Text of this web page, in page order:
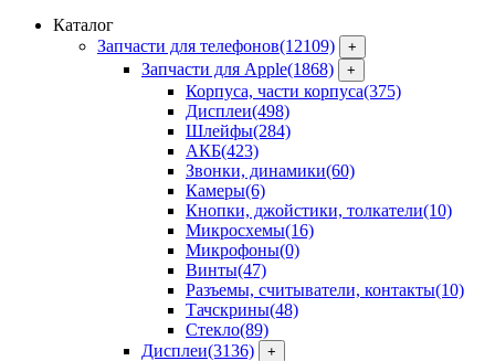
Каталог
Запчасти для телефонов(12109) +
Запчасти для Apple(1868) +
Корпуса, части корпуса(375)
Дисплеи(498)
Шлейфы(284)
АКБ(423)
Звонки, динамики(60)
Камеры(6)
Кнопки, джойстики, толкатели(10)
Микросхемы(16)
Микрофоны(0)
Винты(47)
Разъемы, считыватели, контакты(10)
Тачскрины(48)
Стекло(89)
Дисплеи(3136) +